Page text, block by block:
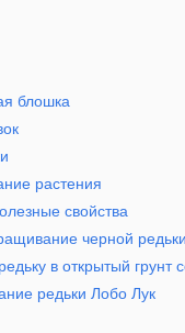
блошка
растения
свойства
черной редьки
в открытый грунт
редьки Лобо Лук